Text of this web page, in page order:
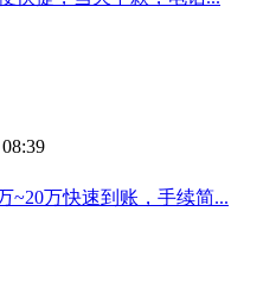
~20万快速到账，手续简...